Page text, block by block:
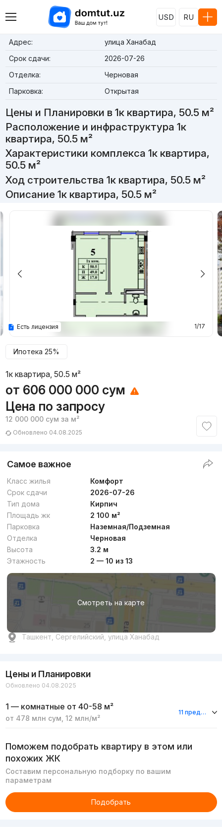
USD RU
Адрес:
улица Ханабад
Срок сдачи:
2026-07-26
Отделка:
Черновая
Парковка:
Открытая
Цены и Планировки в 1к квартира, 50.5 м²
Расположение и инфраструктура 1к
квартира, 50.5 м²
Характеристики комплекса 1к квартира,
50.5 м²
Ход строительства 1к квартира, 50.5 м²
Описание 1к квартира, 50.5 м²
1/17
Есть лицензия
Ипотека 25%
1к квартира, 50.5 м²
от 606 000 000 сум
Цена по запросу
12 000 000 сум за м²
Обновлено 04.08.2025
Самое важное
Класс жилья
Комфорт
Срок сдачи
2026-07-26
Тип дома
Кирпич
Площадь жк
2 100 м²
Парковка
Наземная/Подземная
Отделка
Черновая
Высота
3.2 м
Этажность
2 — 10 из 13
Смотреть на карте
Ташкент, Сергелийский, улица Ханабад
Цены и Планировки
Обновлено 04.08.2025
1 — комнатные от 40-58 м²
от 478 млн сум 12 млн/м²
11 предложений
Поможем подобрать квартиру в этом или
похожих ЖК
Составим персональную подборку по вашим
параметрам
Подобрать